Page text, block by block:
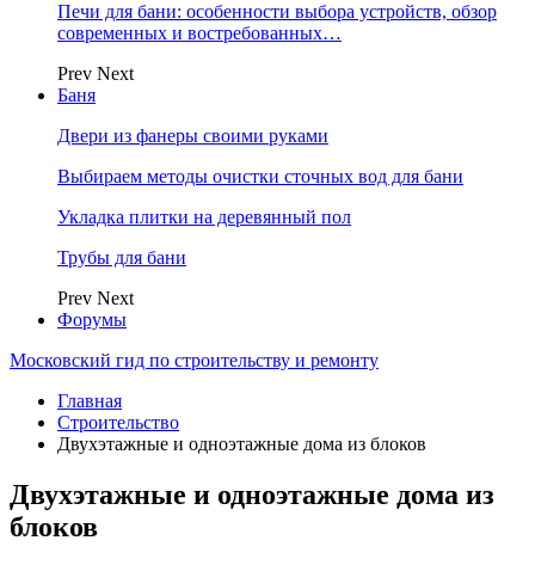
Печи для бани: особенности выбора устройств, обзор
современных и востребованных…
Prev Next
Баня
Двери из фанеры своими руками
Выбираем методы очистки сточных вод для бани
Укладка плитки на деревянный пол
Трубы для бани
Prev Next
Форумы
Московский гид по строительству и ремонту
Главная
Строительство
Двухэтажные и одноэтажные дома из блоков
Двухэтажные и одноэтажные дома из
блоков